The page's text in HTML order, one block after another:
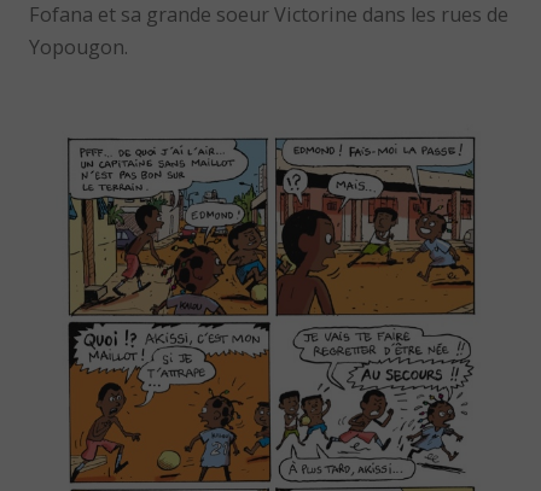
Fofana et sa grande soeur Victorine dans les rues de
Yopougon.